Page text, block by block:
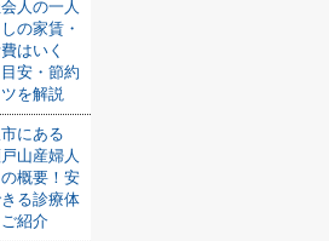
人の一人
の家賃・
はいく
安・節約
を解説
にある
戸山産婦人
概要！安
る診療体
紹介